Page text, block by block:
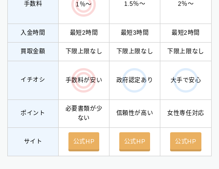
手数料 1％〜 1.5％〜 2％〜
入金時間 最短2時間 最短3時間 最短2時間
買取金額 下限上限なし 下限上限なし 下限上限なし
イチオシ 手数料が安い 政府認定あり 大手で安心
ポイント
必要書類が少
ない
信頼性が高い 女性専任対応
サイト 公式HP 公式HP 公式HP